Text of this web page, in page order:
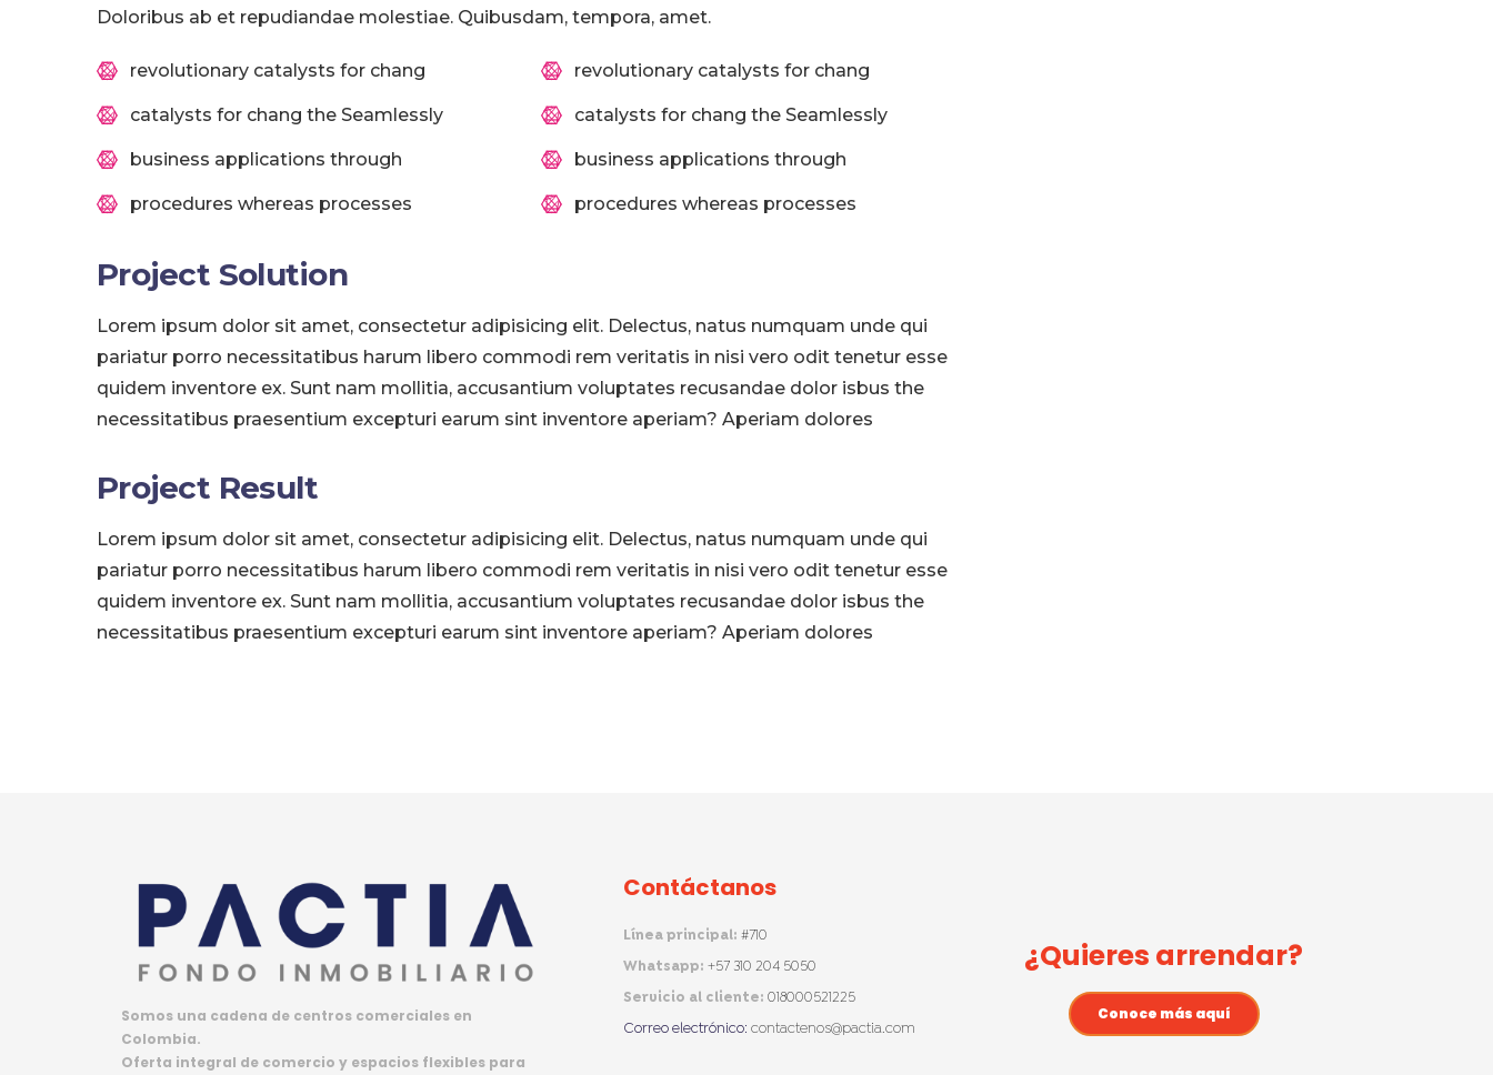
Doloribus ab et repudiandae molestiae. Quibusdam, tempora, amet.
revolutionary catalysts for chang
catalysts for chang the Seamlessly
business applications through
procedures whereas processes
revolutionary catalysts for chang
catalysts for chang the Seamlessly
business applications through
procedures whereas processes
Project Solution
Lorem ipsum dolor sit amet, consectetur adipisicing elit. Delectus, natus numquam unde qui
pariatur porro necessitatibus harum libero commodi rem veritatis in nisi vero odit tenetur esse
quidem inventore ex. Sunt nam mollitia, accusantium voluptates recusandae dolor isbus the
necessitatibus praesentium excepturi earum sint inventore aperiam? Aperiam dolores
Project Result
Lorem ipsum dolor sit amet, consectetur adipisicing elit. Delectus, natus numquam unde qui
pariatur porro necessitatibus harum libero commodi rem veritatis in nisi vero odit tenetur esse
quidem inventore ex. Sunt nam mollitia, accusantium voluptates recusandae dolor isbus the
necessitatibus praesentium excepturi earum sint inventore aperiam? Aperiam dolores
Somos una cadena de centros comerciales en
Colombia.
Oferta integral de comercio y espacios flexibles para
Contáctanos
Línea principal: #710
Whatsapp: +57 310 204 5050
Servicio al cliente: 018000521225
Correo electrónico: contactenos@pactia.com
¿Quieres arrendar?
Conoce más aquí